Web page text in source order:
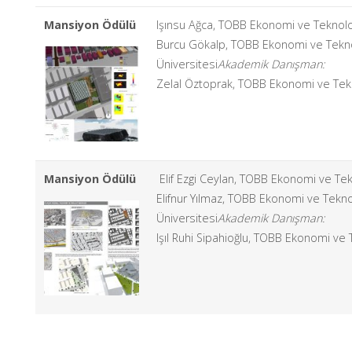
Mansiyon Ödülü
Işınsu Ağca, TOBB Ekonomi ve
Burcu Gökalp, TOBB Ekonomi ve
ÜniversitesiAkademik Danışman:
Zelal Öztoprak, TOBB Ekonomi ve
Mansiyon Ödülü
Elif Ezgi Ceylan, TOBB Ekonomi ve
Elifnur Yılmaz, TOBB Ekonomi ve
ÜniversitesiAkademik Danışman:
Işıl Ruhi Sipahioğlu, TOBB Ekonomi